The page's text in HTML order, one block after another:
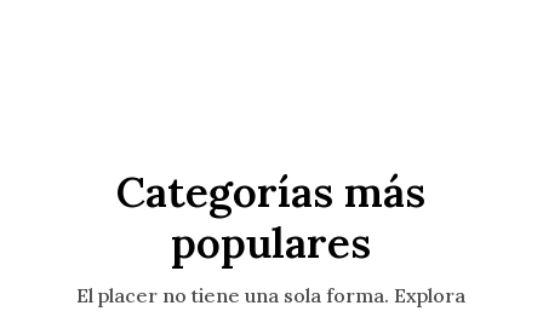
Categorías más
populares
El placer no tiene una sola forma. Explora